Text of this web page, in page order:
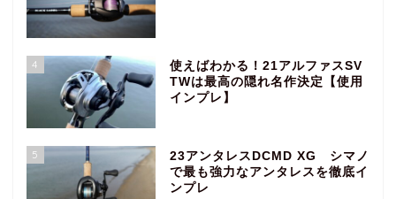
4
使えばわかる！21アルファスSV
TWは最高の隠れ名作決定【使用
インプレ】
5
23アンタレスDCMD XG シマノ
で最も強力なアンタレスを徹底イ
ンプレ